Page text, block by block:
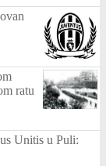
ratu
Unitis u Puli: